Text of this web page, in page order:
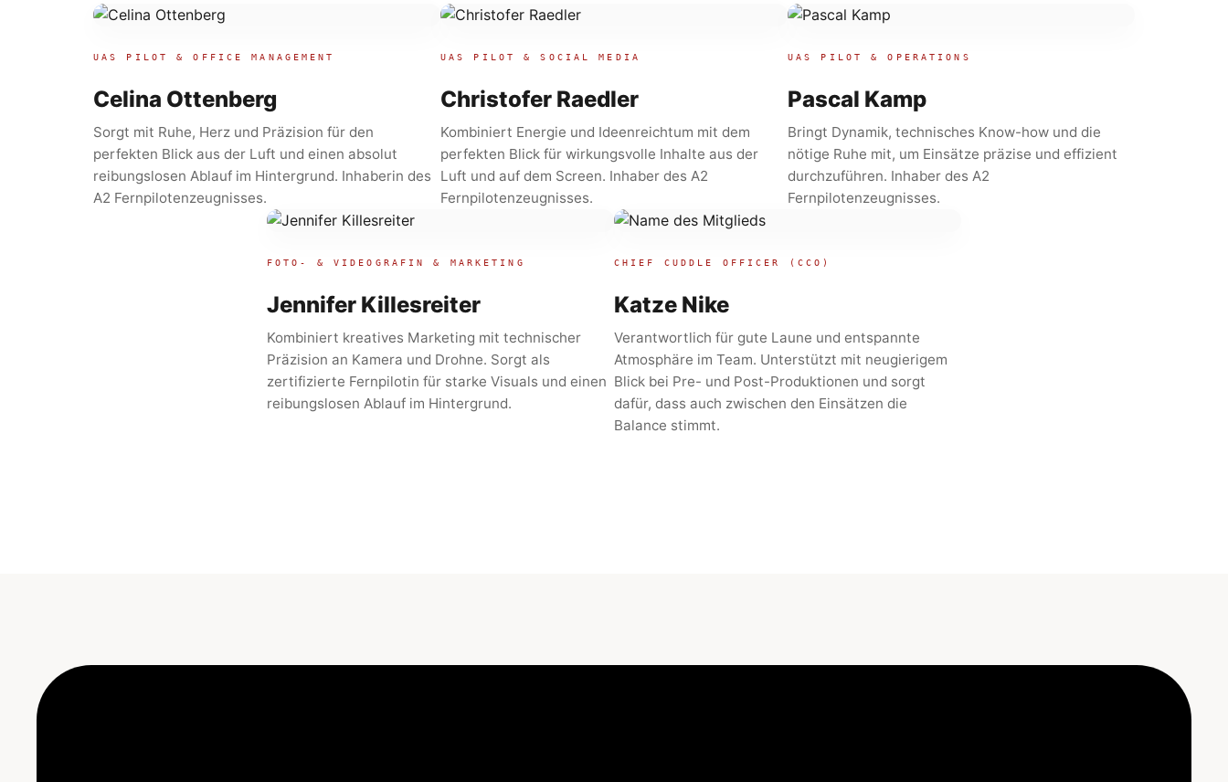
UAS PILOT & OFFICE MANAGEMENT
Celina Ottenberg
Sorgt mit Ruhe, Herz und Präzision für den
perfekten Blick aus der Luft und einen absolut
reibungslosen Ablauf im Hintergrund. Inhaberin des
A2 Fernpilotenzeugnisses.
UAS PILOT & SOCIAL MEDIA
Christofer Raedler
Kombiniert Energie und Ideenreichtum mit dem
perfekten Blick für wirkungsvolle Inhalte aus der
Luft und auf dem Screen. Inhaber des A2
Fernpilotenzeugnisses.
UAS PILOT & OPERATIONS
Pascal Kamp
Bringt Dynamik, technisches Know-how und die
nötige Ruhe mit, um Einsätze präzise und effizient
durchzuführen. Inhaber des A2
Fernpilotenzeugnisses.
FOTO- & VIDEOGRAFIN & MARKETING
Jennifer Killesreiter
Kombiniert kreatives Marketing mit technischer
Präzision an Kamera und Drohne. Sorgt als
zertifizierte Fernpilotin für starke Visuals und einen
reibungslosen Ablauf im Hintergrund.
CHIEF CUDDLE OFFICER (CCO)
Katze Nike
Verantwortlich für gute Laune und entspannte
Atmosphäre im Team. Unterstützt mit neugierigem
Blick bei Pre- und Post-Produktionen und sorgt
dafür, dass auch zwischen den Einsätzen die
Balance stimmt.